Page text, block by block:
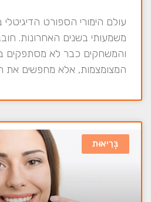
עולם הימורי הספורט
משמעותי בשנים האחרונות.
והמשחקים כבר לא מסתפקים
המצומצמות, אלא מחפשים את
בְּרִיאוּת